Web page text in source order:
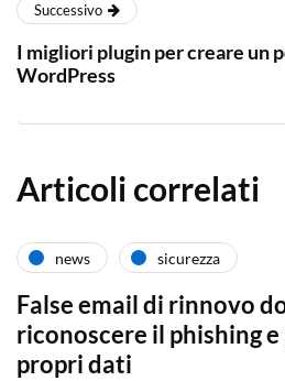
Successivo
I migliori plugin per creare un
WordPress
Articoli correlati
news sicurezza
False email di rinnovo
riconoscere il phishing
propri dati